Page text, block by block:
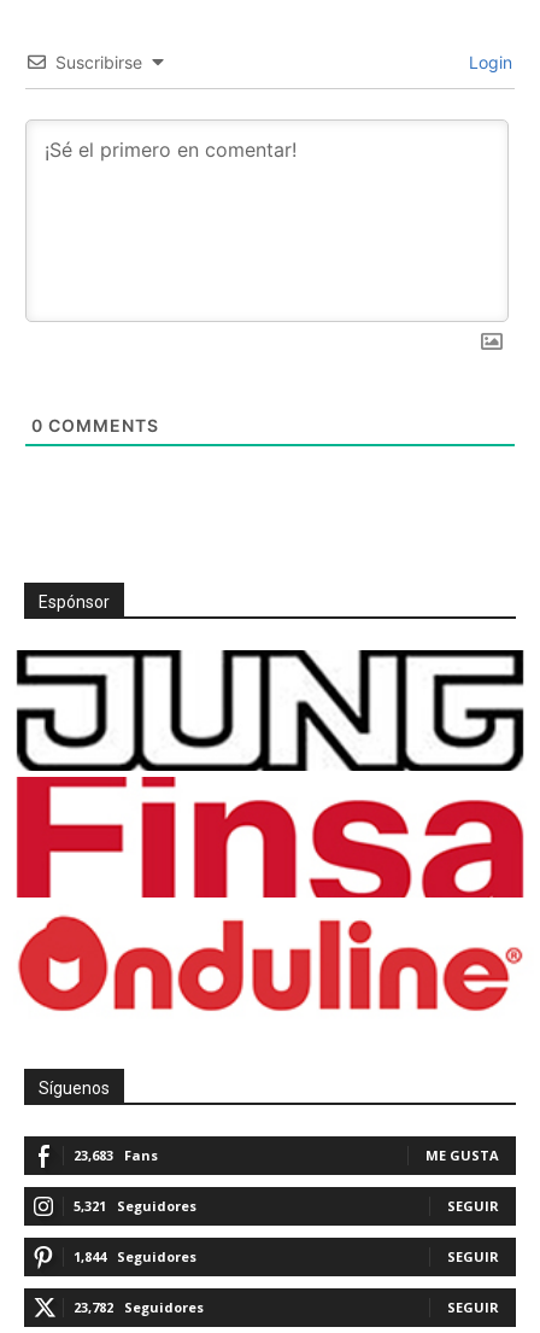
Suscribirse Login
0 COMMENTS
Espónsor
Síguenos
23,683 Fans ME GUSTA
5,321 Seguidores SEGUIR
1,844 Seguidores SEGUIR
23,782 Seguidores SEGUIR